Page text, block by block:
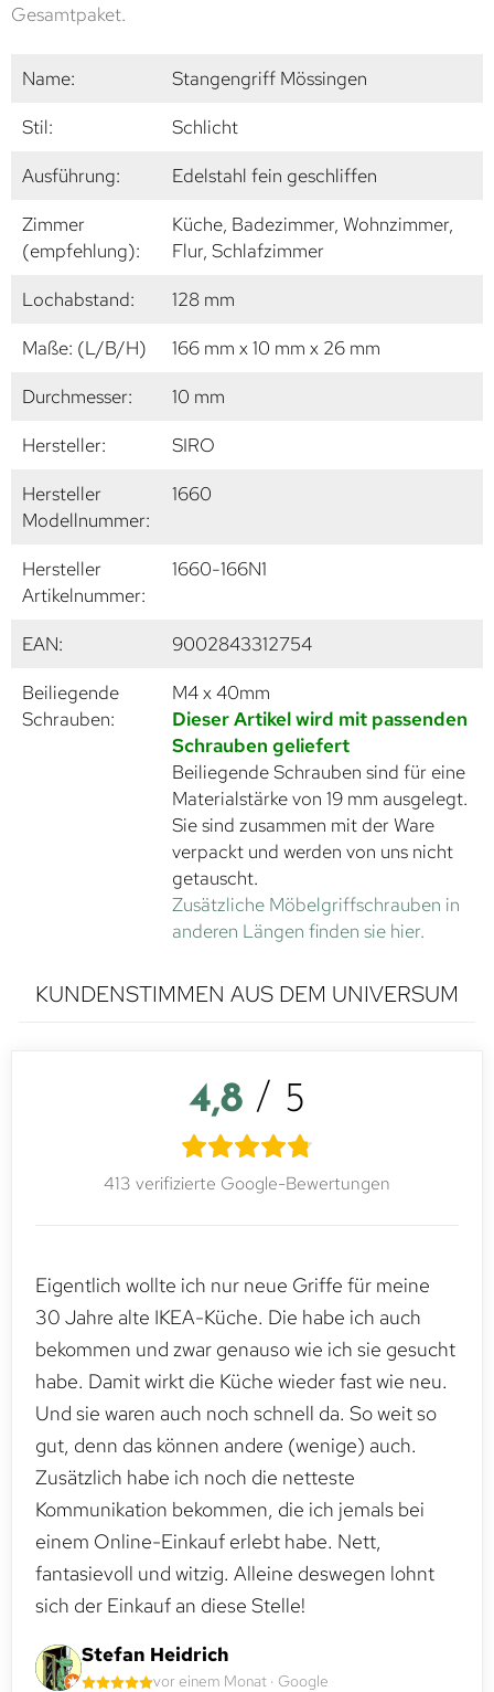
Gesamtpaket.
Name:
Stangengriff Mössingen
Stil:
Schlicht
Ausführung:
Edelstahl fein geschliffen
Zimmer
(empfehlung):
Küche, Badezimmer, Wohnzimmer,
Flur, Schlafzimmer
Lochabstand:
128 mm
Maße: (L/B/H)
166 mm x 10 mm x 26 mm
Durchmesser:
10 mm
Hersteller:
SIRO
Hersteller
Modellnummer:
1660
Hersteller
Artikelnummer:
1660-166N1
EAN:
9002843312754
Beiliegende
Schrauben:
M4 x 40mm
Dieser Artikel wird mit passenden
Schrauben geliefert
Beiliegende Schrauben sind für eine
Materialstärke von 19 mm ausgelegt.
Sie sind zusammen mit der Ware
verpackt und werden von uns nicht
getauscht.
Zusätzliche Möbelgriffschrauben in
anderen Längen finden sie hier.
KUNDENSTIMMEN AUS DEM UNIVERSUM
4,8 / 5
413 verifizierte Google-Bewertungen
Eigentlich wollte ich nur neue Griffe für meine
30 Jahre alte IKEA-Küche. Die habe ich auch
bekommen und zwar genauso wie ich sie gesucht
habe. Damit wirkt die Küche wieder fast wie neu.
Und sie waren auch noch schnell da. So weit so
gut, denn das können andere (wenige) auch.
Zusätzlich habe ich noch die netteste
Kommunikation bekommen, die ich jemals bei
einem Online-Einkauf erlebt habe. Nett,
fantasievoll und witzig. Alleine deswegen lohnt
sich der Einkauf an diese Stelle!
Stefan Heidrich
vor einem Monat · Google